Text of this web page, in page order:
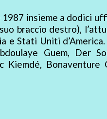
insieme a dodici
braccio destro),
e Stati Uniti
Guem, Der
Kiemdé, Bonaventure